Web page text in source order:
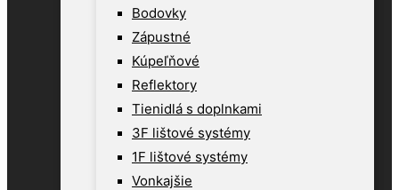
Bodovky
Zápustné
Kúpeľňové
Reflektory
Tienidlá s doplnkami
3F lištové systémy
1F lištové systémy
Vonkajšie